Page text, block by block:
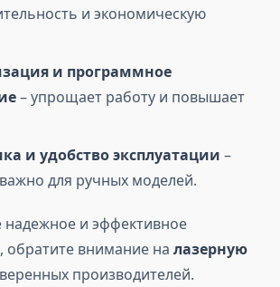
и экономическую
и программное
– упрощает работу и повышает
и удобство эксплуатации –
для ручных моделей.
надежное и эффективное
обратите внимание на лазерную
производителей.